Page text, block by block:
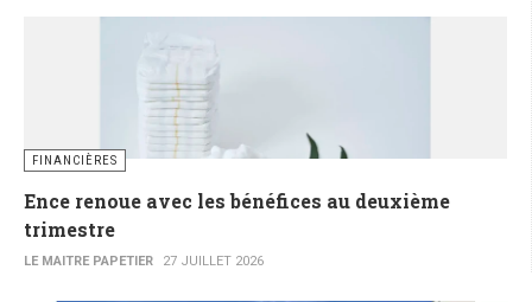
FINANCIÈRES
Ence renoue avec les bénéfices au deuxième
trimestre
LE MAITRE PAPETIER 27 JUILLET 2026